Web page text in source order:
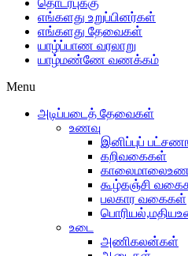
தொடர்புக்கு
எங்களது உறுப்பினர்கள்
எங்களது தேவைகள்
யாழ்ப்பாண வரலாறு
யாழ்மண்ணே வணக்கம்
Menu
அடிப்படைத் தேவைகள்
உணவு
இனிப்புப்
கறிவகைகள்
கூழ்கஞ்சி
பலகார வகைகள்
உடை
அணிகலன்கள்